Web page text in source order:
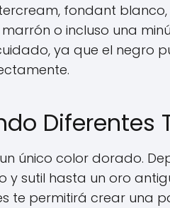
fondant
o incluso una
ya que el negro
Diferentes
un único color dorado.
y sutil hasta un oro
te permitirá crear una